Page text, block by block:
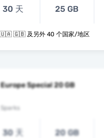
30 天 25 GB
🇹🇷 🇺🇦 🇬🇧 及另外 40 个国家/地区
Europe Special 20 GB
Sparks
30 天 20 GB